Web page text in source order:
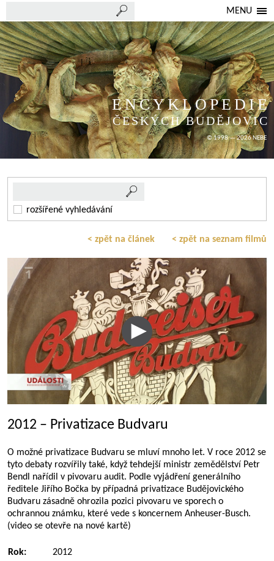
MENU
ENCYKLOPEDIE
ČESKÝCH BUDĚJOVIC
© 1998 — 2026 NEBE
rozšířené vyhledávání
< zpět na článek < zpět na seznam filmů
2012 – Privatizace Budvaru
O možné privatizace Budvaru se mluví mnoho let. V roce 2012 se
tyto debaty rozvířily také, když tehdejší ministr zemědělství Petr
Bendl nařídil v pivovaru audit. Podle vyjádření generálního
ředitele Jiřího Bočka by případná privatizace Budějovického
Budvaru zásadně ohrozila pozici pivovaru ve sporech o
ochrannou známku, které vede s koncernem Anheuser-Busch.
(video se otevře na nové kartě)
Rok:
2012